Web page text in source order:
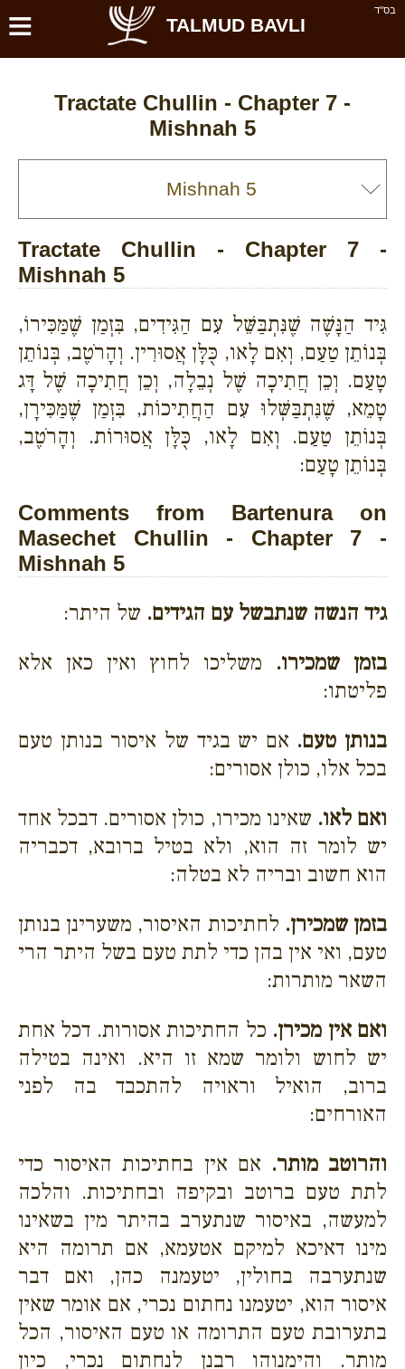
בס''ד ≡ TALMUD BAVLI
Tractate Chullin - Chapter 7 -
Mishnah 5
Tractate Chullin - Chapter 7 -
Mishnah 5
גִּיד הַנָּשֶׁה שֶׁנִּתְבַּשֵּׁל עִם הַגִּידִים, בִּזְמַן שֶׁמַּכִּירוֹ,
בְּנוֹתֵן טַעַם, וְאִם לָאו, כֻּלָּן אֲסוּרִין. וְהָרֹטֶב, בְּנוֹתֵן
טָעַם. וְכֵן חֲתִיכָה שֶׁל נְבֵלָה, וְכֵן חֲתִיכָה שֶׁל דָּג
טָמֵא, שֶׁנִּתְבַּשְּׁלוּ עִם הַחֲתִיכוֹת, בִּזְמַן שֶׁמַּכִּירָן,
בְּנוֹתֵן טַעַם. וְאִם לָאו, כֻּלָּן אֲסוּרוֹת. וְהָרֹטֶב,
בְּנוֹתֵן טָעַם:
Comments from Bartenura on
Masechet Chullin - Chapter 7 -
Mishnah 5
גיד הנשה שנתבשל עם הגידים. של היתר:
בזמן שמכירו. משליכו לחוץ ואין כאן אלא
פליטתו:
בנותן טעם. אם יש בגיד של איסור בנותן טעם
בכל אלו, כולן אסורים:
ואם לאו. שאינו מכירו, כולן אסורים. דבכל אחד
יש לומר זה הוא, ולא בטיל ברובא, דכבריה
הוא חשוב ובריה לא בטלה:
בזמן שמכירן. לחתיכות האיסור, משערינן בנותן
טעם, ואי אין בהן כדי לתת טעם בשל היתר הרי
השאר מותרות:
ואם אין מכירן. כל החתיכות אסורות. דכל אחת
יש לחוש ולומר שמא זו היא. ואינה בטילה
ברוב, הואיל וראויה להתכבד בה לפני
האורחים:
והרוטב מותר. אם אין בחתיכות האיסור כדי
לתת טעם ברוטב ובקיפה ובחתיכות. והלכה
למעשה, באיסור שנתערב בהיתר מין בשאינו
מינו דאיכא למיקם אטעמא, אם תרומה היא
שנתערבה בחולין, יטעמנה כהן, ואם דבר
איסור הוא, יטעמנו נחתום נכרי, אם אומר שאין
בתערובת טעם התרומה או טעם האיסור, הכל
מותר. והימנוהו רבנן לנחתום נכרי, כיון